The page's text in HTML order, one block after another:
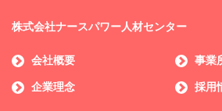
株式会社ナースパワー人材センター
会社概要 事業
企業理念 採用